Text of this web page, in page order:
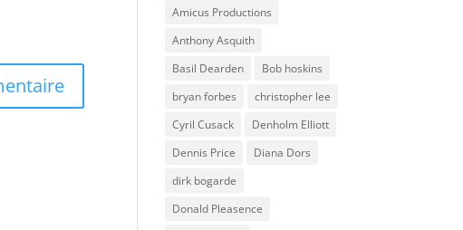
Amicus Productions
Anthony Asquith
Basil Dearden
Bob hoskins
bryan forbes
christopher lee
Cyril Cusack
Denholm Elliott
Dennis Price
Diana Dors
dirk bogarde
Donald Pleasence